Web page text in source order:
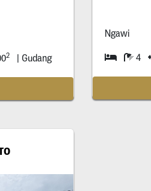
2 | Gudang
Ngawi
4